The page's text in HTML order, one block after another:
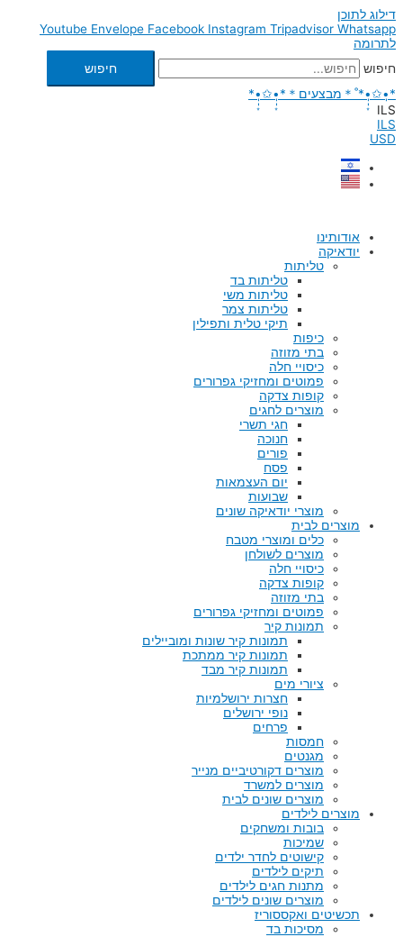
דילוג לתוכן
Youtube Envelope Facebook Instagram Tripadvisor Whatsapp
לתרומה
חיפוש
חיפוש
*•̩̩͙✩•̩̩͙*˚＊מבצעים＊*•̩̩͙✩•̩̩͙*
ILS
ILS
USD
אודותינו
יודאיקה
טליתות
טליתות בד
טליתות משי
טליתות צמר
תיקי טלית ותפילין
כיפות
בתי מזוזה
כיסויי חלה
פמוטים ומחזיקי גפרורים
קופות צדקה
מוצרים לחגים
חגי תשרי
חנוכה
פורים
פסח
יום העצמאות
שבועות
מוצרי יודאיקה שונים
מוצרים לבית
כלים ומוצרי מטבח
מוצרים לשולחן
כיסויי חלה
קופות צדקה
בתי מזוזה
פמוטים ומחזיקי גפרורים
תמונות קיר
תמונות קיר שונות ומוביילים
תמונות קיר ממתכת
תמונות קיר מבד
ציורי מים
חצרות ירושלמיות
נופי ירושלים
פרחים
חמסות
מגנטים
מוצרים דקורטיביים מנייר
מוצרים למשרד
מוצרים שונים לבית
מוצרים לילדים
בובות ומשחקים
שמיכות
קישוטים לחדר ילדים
תיקים לילדים
מתנות חגים לילדים
מוצרים שונים לילדים
תכשיטים ואקססוריז
מסיכות בד